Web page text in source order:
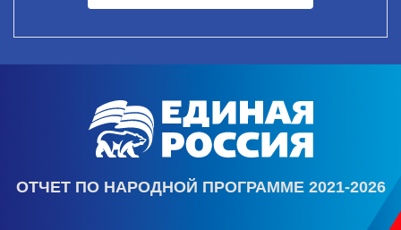
ОТЧЕТ ПО НАРОДНОЙ ПРОГРАММЕ 2021-2026